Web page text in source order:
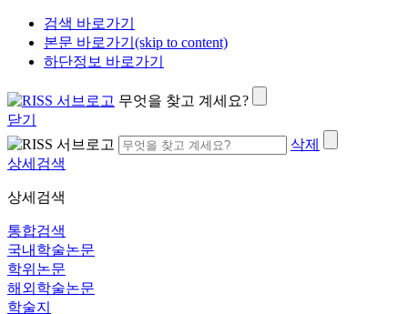
검색 바로가기
본문 바로가기(skip to content)
하단정보 바로가기
무엇을 찾고 계세요?
닫기
삭제
상세검색
상세검색
통합검색
국내학술논문
학위논문
해외학술논문
학술지